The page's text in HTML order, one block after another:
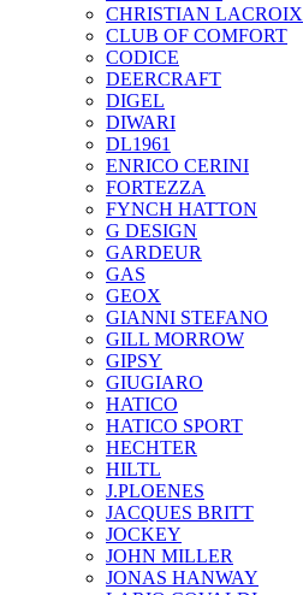
CHRISTIAN LACROIX
CLUB OF COMFORT
CODICE
DEERCRAFT
DIGEL
DIWARI
DL1961
ENRICO CERINI
FORTEZZA
FYNCH HATTON
G DESIGN
GARDEUR
GAS
GEOX
GIANNI STEFANO
GILL MORROW
GIPSY
GIUGIARO
HATICO
HATICO SPORT
HECHTER
HILTL
J.PLOENES
JAСQUES BRITT
JOCKEY
JOHN MILLER
JONAS HANWAY